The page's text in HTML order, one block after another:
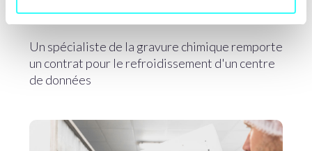
Communiqué de presse 25 juin 2026
Un spécialiste de la gravure chimique remporte
un contrat pour le refroidissement d'un centre
de données